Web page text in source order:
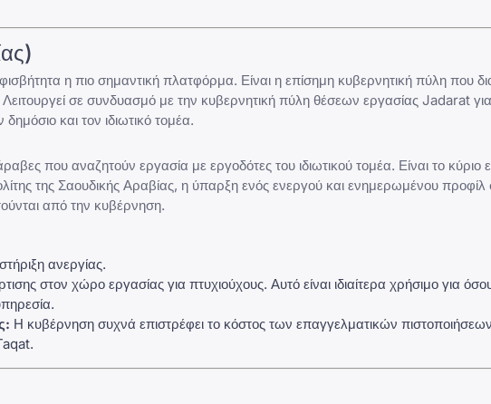
η πιο σημαντική πλατφόρμα. Είναι η επίσημη κυβερνητική πύλη που
σε συνδυασμό με την κυβερνητική πύλη θέσεων εργασίας Jadarat
και τον ιδιωτικό τομέα.
που αναζητούν εργασία με εργοδότες του ιδιωτικού τομέα. Είναι το κύριο
της Σαουδικής Αραβίας, η ύπαρξη ενός ενεργού και ενημερωμένου προφίλ
από την κυβέρνηση.
ανεργίας.
στον χώρο εργασίας για πτυχιούχους. Αυτό είναι ιδιαίτερα χρήσιμο για
.
Η κυβέρνηση συχνά επιστρέφει το κόστος των επαγγελματικών